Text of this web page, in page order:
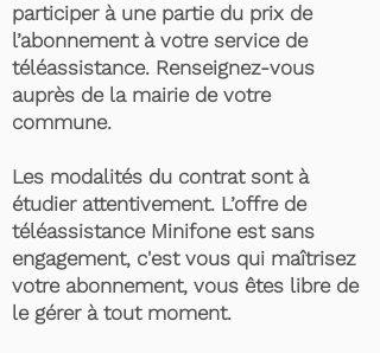
participer à une partie du prix de
l’abonnement à votre service de
téléassistance. Renseignez-vous
auprès de la mairie de votre
commune.
Les modalités du contrat sont à
étudier attentivement. L’offre de
téléassistance Minifone est sans
engagement, c'est vous qui maîtrisez
votre abonnement, vous êtes libre de
le gérer à tout moment.